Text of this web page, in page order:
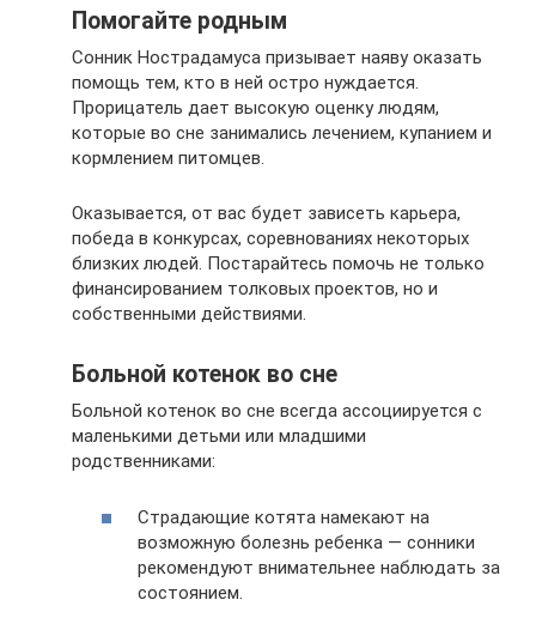
Помогайте родным
Сонник Нострадамуса призывает наяву оказать
помощь тем, кто в ней остро нуждается.
Прорицатель дает высокую оценку людям,
которые во сне занимались лечением, купанием и
кормлением питомцев.
Оказывается, от вас будет зависеть карьера,
победа в конкурсах, соревнованиях некоторых
близких людей. Постарайтесь помочь не только
финансированием толковых проектов, но и
собственными действиями.
Больной котенок во сне
Больной котенок во сне всегда ассоциируется с
маленькими детьми или младшими
родственниками:
Страдающие котята намекают на
возможную болезнь ребенка — сонники
рекомендуют внимательнее наблюдать за
состоянием.